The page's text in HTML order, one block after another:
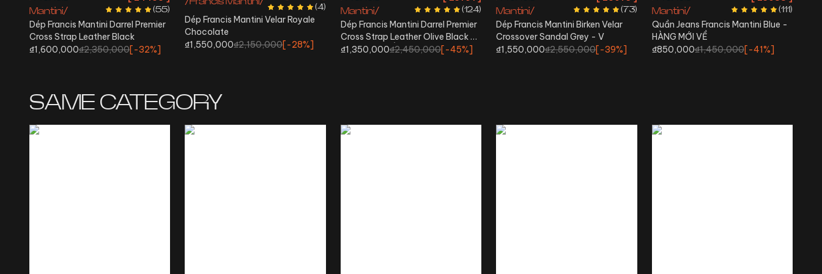
Mantini/
(55)
Dép Francis Mantini Darrel Premier
Cross Strap Leather Black
₫1,600,000₫2,350,000[-32%]
(4)
Dép Francis Mantini Velar Royale
Chocolate
₫1,550,000₫2,150,000[-28%]
Mantini/
(124)
Dép Francis Mantini Darrel Premier
Cross Strap Leather Olive Black -
HÀNG MỚI VỀ
₫1,350,000₫2,450,000[-45%]
Mantini/
( 73)
Dép Francis Mantini Birken Velar
Crossover Sandal Grey - V
₫1,550,000₫2,550,000[-39%]
Mantini/
(111)
Quần Jeans Francis Mantini Blue -
HÀNG MỚI VỀ
₫850,000₫1,450,000[-41%]
SAME CATEGORY